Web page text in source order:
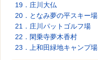
19．庄川大仏
20．となみ夢の平スキー場
21．庄川パットゴルフ場
22．閑乗寺夢木香村
23．上和田緑地キャンプ場